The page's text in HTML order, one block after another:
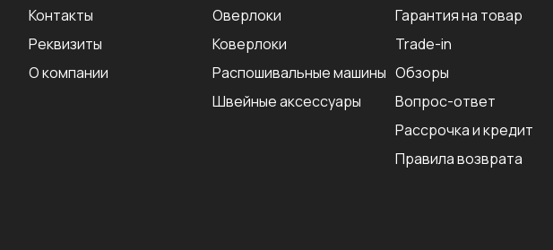
Контакты
Реквизиты
О компании
Оверлоки
Коверлоки
Распошивальные машины
Швейные аксеcсуары
Гарантия на товар
Trade-in
Обзоры
Вопрос-ответ
Рассрочка и кредит
Правила возврата